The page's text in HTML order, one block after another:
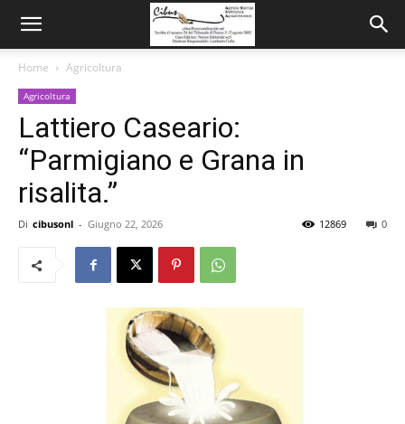
Home Agricoltura
Agricoltura
Lattiero Caseario:
“Parmigiano e Grana in
risalita.”
Di cibusonl - Giugno 22, 2026 0
12869